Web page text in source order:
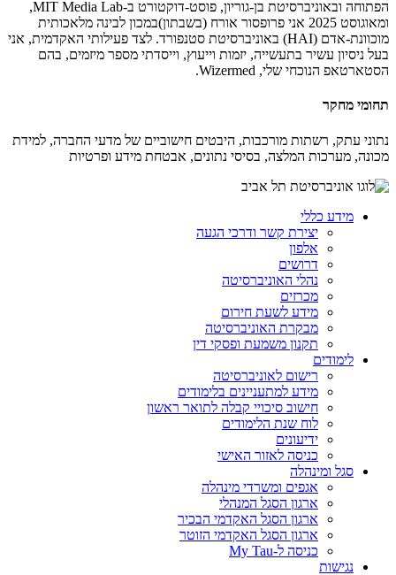
הפתוחה ובאוניברסיטת בן-גוריון, פוסט-דוקטורט ב-MIT Media Lab,
ומאוגוסט 2025 אני פרופסור אורח (בשבתון)במכון לבינה מלאכותית
מוכוונת-אדם (HAI) באוניברסיטת סטנפורד. לצד פעילותי האקדמית, אני
בעל ניסיון עשיר בתעשייה, יזמות וייעוץ, וייסדתי מספר מיזמים, בהם
הסטארטאפ הנוכחי שלי, Wizermed.
תחומי מחקר
נתוני עתק, רשתות מורכבות, היבטים חישוביים של מדעי החברה, למידת
מכונה, מערכות המלצה, בסיסי נתונים, אבטחת מידע ופרטיות
מידע כללי
יצירת קשר ודרכי הגעה
אלפון
דרושים
נהלי האוניברסיטה
מכרזים
מידע לשעת חירום
מבקרת האוניברסיטה
תקנון משמעת ופסקי דין
לימודים
רישום לאוניברסיטה
מידע למתעניינים בלימודים
חישוב סיכויי קבלה לתואר ראשון
לוח שנת הלימודים
ידיעונים
כניסה לאזור האישי
סגל ומינהלה
אגפים ומשרדי מינהלה
ארגון הסגל המנהלי
ארגון הסגל האקדמי הבכיר
ארגון הסגל האקדמי הזוטר
כניסה ל-My Tau
נגישות